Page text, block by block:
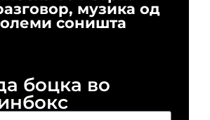
музика од
соништа
боцка во